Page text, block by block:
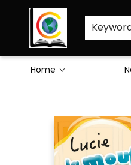
Home
Sciences Humaines
Activités & Jeux
Enseignants
Littérature
À Propos de Nous